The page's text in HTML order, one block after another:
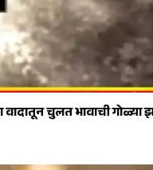
चुलत भावाची गोळ्या